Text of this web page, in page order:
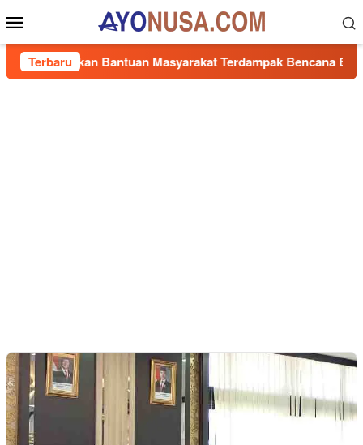
ke
kontenMobile
TerbaruBantuan Masyarakat Terdampak Bencana Banjir di